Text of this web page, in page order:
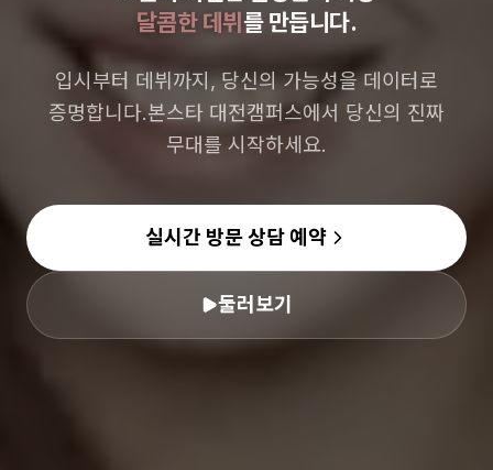
달콤한 데뷔 를 만듭니다.
입시부터 데뷔까지, 당신의 가능성을 데이터로
증명합니다.본스타 대전캠퍼스에서 당신의 진짜
무대를 시작하세요.
실시간 방문 상담 예약
둘러보기